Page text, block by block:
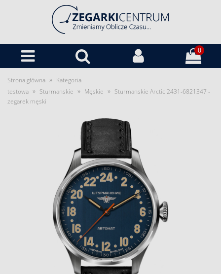
0
Strona główna » Kategoria
testowa » Sturmanskie » Męskie » Sturmanskie Arctic 2431-6821347 -
zegarek męski